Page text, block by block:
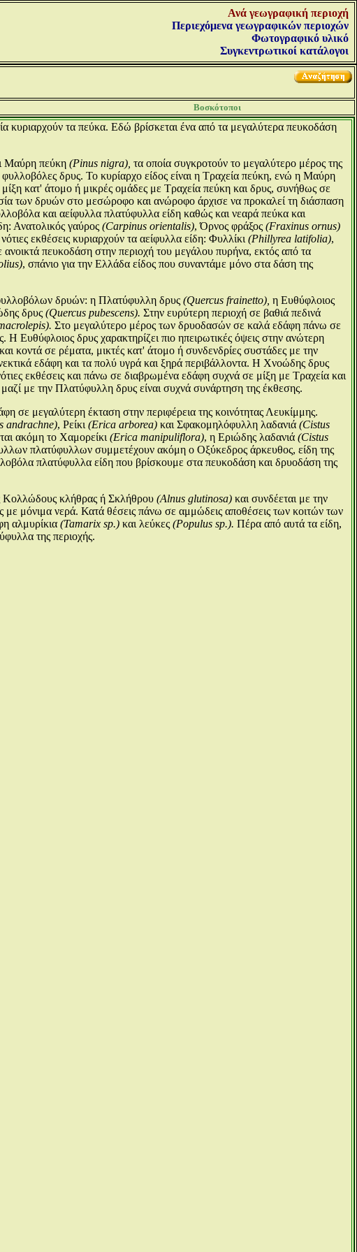
Ανά γεωγραφική περιοχή
Περιεχόμενα γεωγραφικών περιοχών
Φωτογραφικό υλικό
Συγκεντρωτικοί κατάλογοι
Βοσκότοποι
κυριαρχούν τα πεύκα. Εδώ βρίσκεται ένα από τα μεγαλύτερα πευκοδάση
Μαύρη πεύκη (Pinus nigra), τα οποία συγκροτούν το μεγαλύτερο μέρος της
δρυς. Το κυρίαρχο είδος είναι η Τραχεία πεύκη, ενώ η Μαύρη
κατ' άτομο ή μικρές ομάδες με Τραχεία πεύκη και δρυς, συνήθως σε
των δρυών στο μεσώροφο και ανώροφο άρχισε να προκαλεί τη διάσπαση
και αείφυλλα πλατύφυλλα είδη καθώς και νεαρά πεύκα και
Ανατολικός γαύρος (Carpinus orientalis), Όρνος φράξος (Fraxinus ornus)
εκθέσεις κυριαρχούν τα αείφυλλα είδη: Φυλλίκι (Phillyrea latifolia),
ανοικτά πευκοδάση στην περιοχή του μεγάλου πυρήνα, εκτός από τα
, σπάνιο για την Ελλάδα είδος που συναντάμε μόνο στα δάση της
δρυών: η Πλατύφυλλη δρυς (Quercus frainetto), η Ευθύφλοιος
δρυς (Quercus pubescens). Στην ευρύτερη περιοχή σε βαθιά πεδινά
Στο μεγαλύτερο μέρος των δρυοδασών σε καλά εδάφη πάνω σε
Ευθύφλοιος δρυς χαρακτηρίζει πιο ηπειρωτικές όψεις στην ανώτερη
κοντά σε ρέματα, μικτές κατ' άτομο ή συνδενδρίες συστάδες με την
εδάφη και τα πολύ υγρά και ξηρά περιβάλλοντα. Η Χνοώδης δρυς
εκθέσεις και πάνω σε διαβρωμένα εδάφη συχνά σε μίξη με Τραχεία και
με την Πλατύφυλλη δρυς είναι συχνά συνάρτηση της έκθεσης.
σε μεγαλύτερη έκταση στην περιφέρεια της κοινότητας Λευκίμμης.
andrachne), Ρείκι (Erica arborea) και Σφακομηλόφυλλη λαδανιά (Cistus
ακόμη το Χαμορείκι (Εrica manipuliflora), η Εριώδης λαδανιά (Cistus
πλατύφυλλων συμμετέχουν ακόμη ο Οξύκεδρος άρκευθος, είδη της
πλατύφυλλα είδη που βρίσκουμε στα πευκοδάση και δρυοδάση της
Κολλώδους κλήθρας ή Σκλήθρου (Alnus glutinosa) και συνδέεται με την
μόνιμα νερά. Κατά θέσεις πάνω σε αμμώδεις αποθέσεις των κοιτών των
αλμυρίκια (Tamarix sp.) και λεύκες (Populus sp.). Πέρα από αυτά τα είδη,
της περιοχής.